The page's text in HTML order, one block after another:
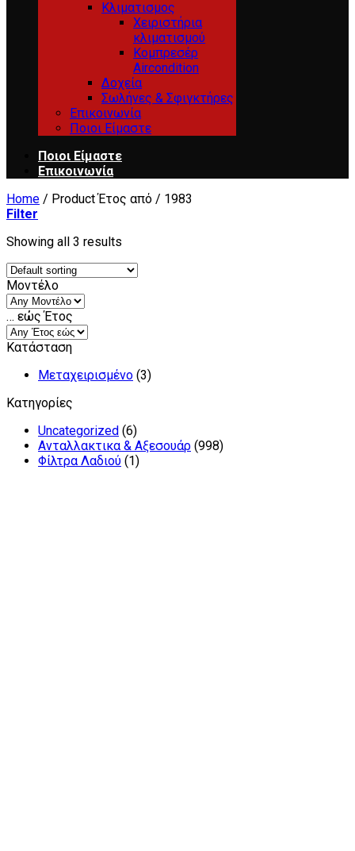
Κλιματισμος
Χειριστήρια
κλιματισμού
Κομπρεσέρ
Aircondition
Δοχεία
Σωλήνες & Σφιγκτήρες
Επικοινωνία
Ποιοι Είμαστε
Ποιοι Είμαστε
Επικοινωνία
Home / Product Έτος από / 1983
Filter
Showing all 3 results
Μοντέλο
… εώς Έτος
Κατάσταση
Μεταχειρισμένο (3)
Κατηγορίες
Uncategorized (6)
Ανταλλακτικα & Αξεσουάρ (998)
Φίλτρα Λαδιού (1)